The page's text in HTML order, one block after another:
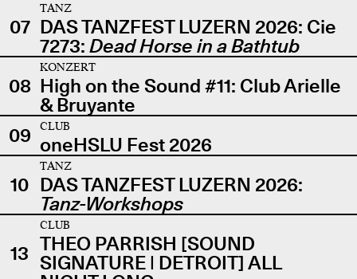
07
TANZ
DAS TANZFEST LUZERN 2026: Cie
7273: Dead Horse in a Bathtub
08
KONZERT
High on the Sound #11: Club Arielle
& Bruyante
09
CLUB
oneHSLU Fest 2026
10
TANZ
DAS TANZFEST LUZERN 2026:
Tanz-Workshops
13
CLUB
THEO PARRISH [SOUND
SIGNATURE | DETROIT] ALL